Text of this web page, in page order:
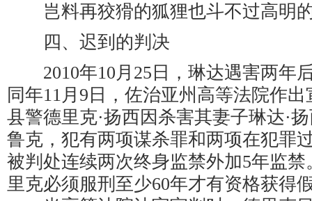
岂料再狡猾的狐狸也斗不过高明
四、迟到的判决
2010年10月25日，琳达遇害两年
同年11月9日，佐治亚州高等法院作
县警德里克·扬西因杀害其妻子琳达·
鲁克，犯有两项谋杀罪和两项在犯罪
被判处连续两次终身监禁外加5年监
里克必须服刑至少60年才有资格获得